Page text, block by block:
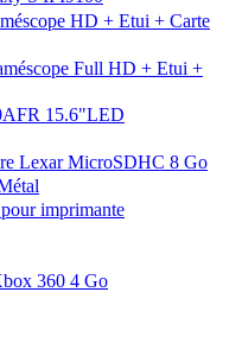
HD + Etui + Carte
Full HD + Etui +
15.6"LED
Lexar MicroSDHC 8 Go
imprimante
360 4 Go